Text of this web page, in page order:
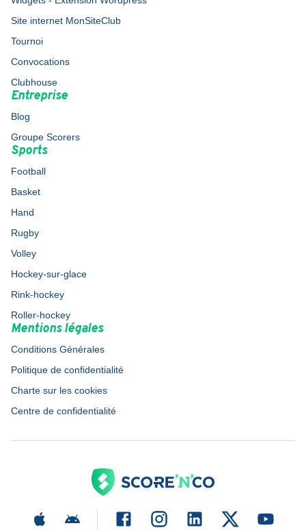
Site internet MonSiteClub
Tournoi
Convocations
Clubhouse
Entreprise
Blog
Groupe Scorers
Sports
Football
Basket
Hand
Rugby
Volley
Hockey-sur-glace
Rink-hockey
Roller-hockey
Mentions légales
Conditions Générales
Politique de confidentialité
Charte sur les cookies
Centre de confidentialité